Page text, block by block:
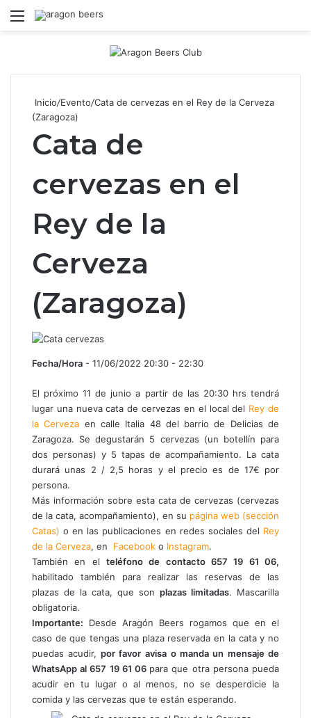
Menú
Inicio/Evento/Cata de cervezas en el Rey de la Cerveza
(Zaragoza)
Cata de
cervezas en el
Rey de la
Cerveza
(Zaragoza)
Fecha/Hora - 11/06/2022 20:30 - 22:30
El próximo 11 de junio a partir de las 20:30 hrs tendrá
lugar una nueva cata de cervezas en el local del Rey de
la Cerveza en calle Italia 48 del barrio de Delicias de
Zaragoza. Se degustarán 5 cervezas (un botellín para
dos personas) y 5 tapas de acompañamiento. La cata
durará unas 2 / 2,5 horas y el precio es de 17€ por
persona.
Más información sobre esta cata de cervezas (cervezas
de la cata, acompañamiento), en su página web (sección
Catas) o en las publicaciones en redes sociales del Rey
de la Cerveza, en Facebook o Instagram.
También en el teléfono de contacto 657 19 61 06,
habilitado también para realizar las reservas de las
plazas de la cata, que son plazas limitadas. Mascarilla
obligatoria.
Importante: Desde Aragón Beers rogamos que en el
caso de que tengas una plaza reservada en la cata y no
puedas acudir, por favor avisa o manda un mensaje de
WhatsApp al 657 19 61 06 para que otra persona pueda
acudir en tu lugar o al menos, no se desperdicie la
comida y las cervezas que te están esperando.